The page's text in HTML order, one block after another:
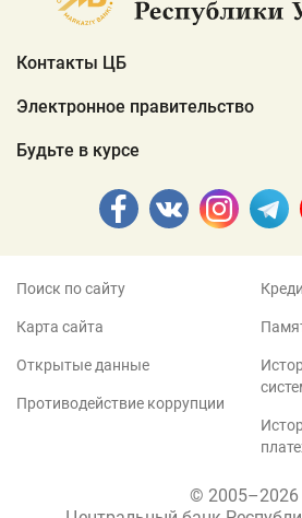
Контакты ЦБ
Электронное правительство
Будьте в курсе
Поиск по сайту
Карта сайта
Открытые данные
Противодействие коррупции
© 2005–2026